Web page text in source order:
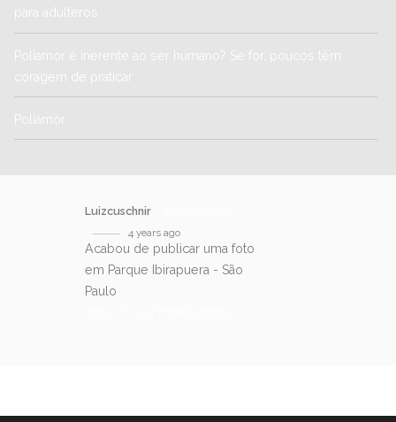
para adúlteros
Poliamor é inerente ao ser humano? Se for, poucos têm
coragem de praticar
Poliamor
Luizcuschnir
4 years ago
Acabou de publicar uma foto
em Parque Ibirapuera - São
Paulo